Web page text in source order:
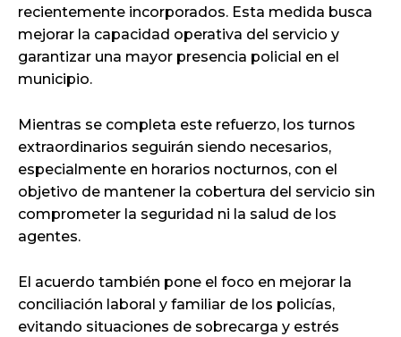
recientemente incorporados. Esta medida busca
mejorar la capacidad operativa del servicio y
garantizar una mayor presencia policial en el
municipio.
Mientras se completa este refuerzo, los turnos
extraordinarios seguirán siendo necesarios,
especialmente en horarios nocturnos, con el
objetivo de mantener la cobertura del servicio sin
comprometer la seguridad ni la salud de los
agentes.
El acuerdo también pone el foco en mejorar la
conciliación laboral y familiar de los policías,
evitando situaciones de sobrecarga y estrés